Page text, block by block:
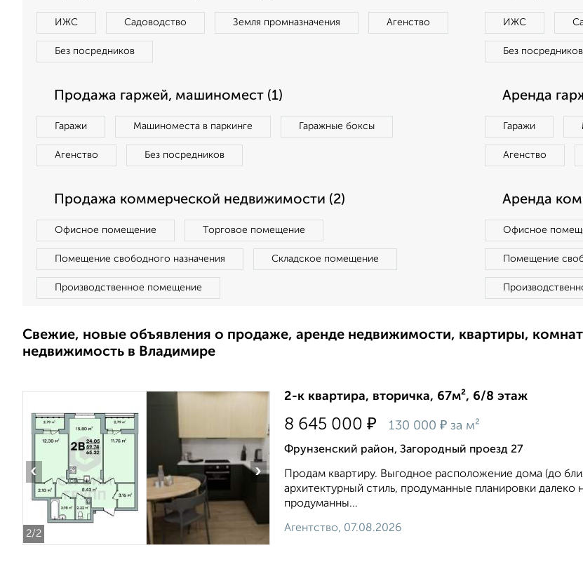
ИЖС Садоводство Земля промназначения Агенство
Без посредников
ИЖС
Без посредников
Продажа гаржей, машиномест (1)
Гаражи Машиноместа в паркинге Гаражные боксы
Агенство Без посредников
Аренда
Гаражи
Агенство
Продажа коммерческой недвижимости (2)
Офисное помещение Торговое помещение
Помещение свободного назначения Складское помещение
Производственное помещение
Аренда
Офисное
Помещение
Свежие, новые объявления о продаже, аренде недвижимости, квартиры,
недвижимость в Владимире
2/2
‹ ›
2-к квартира, вторичка, 67м², 6/8 этаж
8 645 000 ₽ 130 000 ₽ за м²
Фрунзенский район, Загородный проезд 27
Продам квартиру. Выгодное расположение дома (до
архитектурный стиль, продуманные планировки
продуманны...
Агентство, 07.08.2026